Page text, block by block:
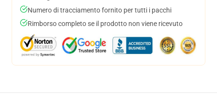
Numero di tracciamento fornito per tutti i pacchi
Rimborso completo se il prodotto non viene ricevuto